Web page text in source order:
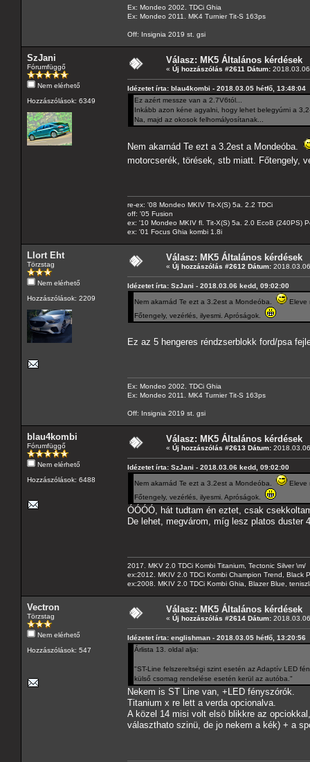
Ex: Mondeo 2002. TDCi Ghia
Ex: Mondeo 2011. MK4 Turnier Tit-S 163ps
Off: Insignia 2019 st. gsi
SzJani
Fórumfüggő
Nem elérhető
Hozzászólások: 6349
Válasz: MK5 Általános kérdések
« Új hozzászólás #2611 Dátum:
Idézetet írta: blau4kombi - 2018.03.05 hétfő, 13:48:04
Ez azért messze van a 2.7V6tól...
Inkább azon kéne agyalni, hogy lehet belegyúrni a
Na, majd az okosok felhomályosítanak...
Nem akarnád Te ezt a 3.2est a Mondeóba.
motorcserék, törések, stb miatt. Főtengely,
re-ex: '08 Mondeo MKIV Tit-X(S) 5a. 2.2 TDCi
off: '05 Fusion
ex: '10 Mondeo MKIV fl. Tit-X(S) 5a. 2.0 EcoB (240PS)
ex: '01 Focus Ghia kombi 1.8i
Llort Eht
Törzstag
Nem elérhető
Hozzászólások: 2209
Válasz: MK5 Általános kérdések
« Új hozzászólás #2612 Dátum:
Idézetet írta: SzJani - 2018.03.06 kedd, 09:02:00
Nem akarnád Te ezt a 3.2est a Mondeóba.
Eleve
Főtengely, vezérlés, ilyesmi. Apróságok.
Ez az 5 hengeres réndzserblokk ford/psa
Ex: Mondeo 2002. TDCi Ghia
Ex: Mondeo 2011. MK4 Turnier Tit-S 163ps
Off: Insignia 2019 st. gsi
blau4kombi
Fórumfüggő
Nem elérhető
Hozzászólások: 6488
Válasz: MK5 Általános kérdések
« Új hozzászólás #2613 Dátum:
Idézetet írta: SzJani - 2018.03.06 kedd, 09:02:00
Nem akarnád Te ezt a 3.2est a Mondeóba.
Eleve
Főtengely, vezérlés, ilyesmi. Apróságok.
ÓÓÓÓ, hát tudtam én eztet, csak
De lehet, megvárom, míg lesz platos duster
2017. MKV 2.0 TDCi Kombi Titanium, Tectonic Silver \m/
ex:2012. MKIV 2.0 TDCi Kombi Champion Trend, Black
ex:2008. MKIV 2.0 TDCi Kombi Ghia, Blazer Blue,
Vectron
Törzstag
Nem elérhető
Hozzászólások: 547
Válasz: MK5 Általános kérdések
« Új hozzászólás #2614 Dátum:
Idézetet írta: englishman - 2018.03.05 hétfő, 13:20:56
Árlista 13. oldal alja:
"ST-Line felszereltségi szint esetén az Adaptív LED
külső csomag rendelése esetén kerül az autóba."
Nekem is ST Line van, +LED fényszórók.
Titanium x re lett a verda opcionalva.
A közel 14 misi volt elsö blikkre az
választhato szinü, de jo nekem a kék) + a